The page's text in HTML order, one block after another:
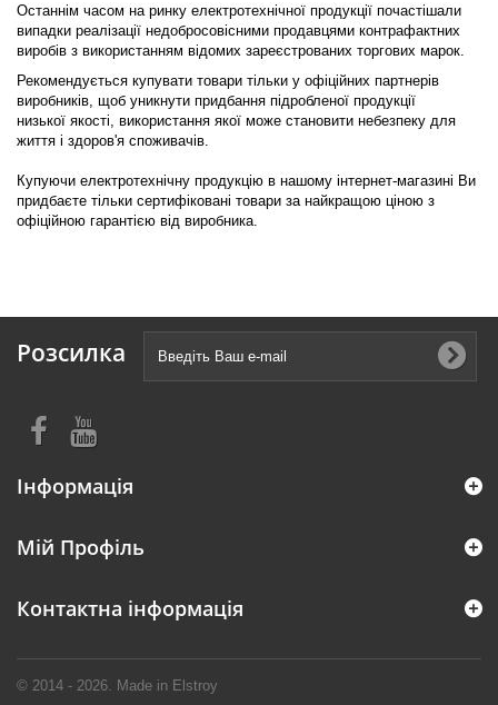
Останнім часом на ринку електротехнічної продукції почастішали
випадки реалізації недобросовісними продавцями контрафактних
виробів з використанням відомих зареєстрованих торгових марок.
Рекомендується купувати товари тільки у офіційних партнерів
виробників, щоб уникнути придбання підробленої продукції
низької якості, використання якої може становити небезпеку для
життя і здоров'я споживачів.
Купуючи електротехнічну продукцію в нашому інтернет-магазині Ви
придбаєте тільки сертифіковані товари за найкращою ціною з
офіційною гарантією від виробника.
Розсилка
Інформація
© 2014 - 2026. Made in Elstroy
Мій Профіль
Контактна інформація